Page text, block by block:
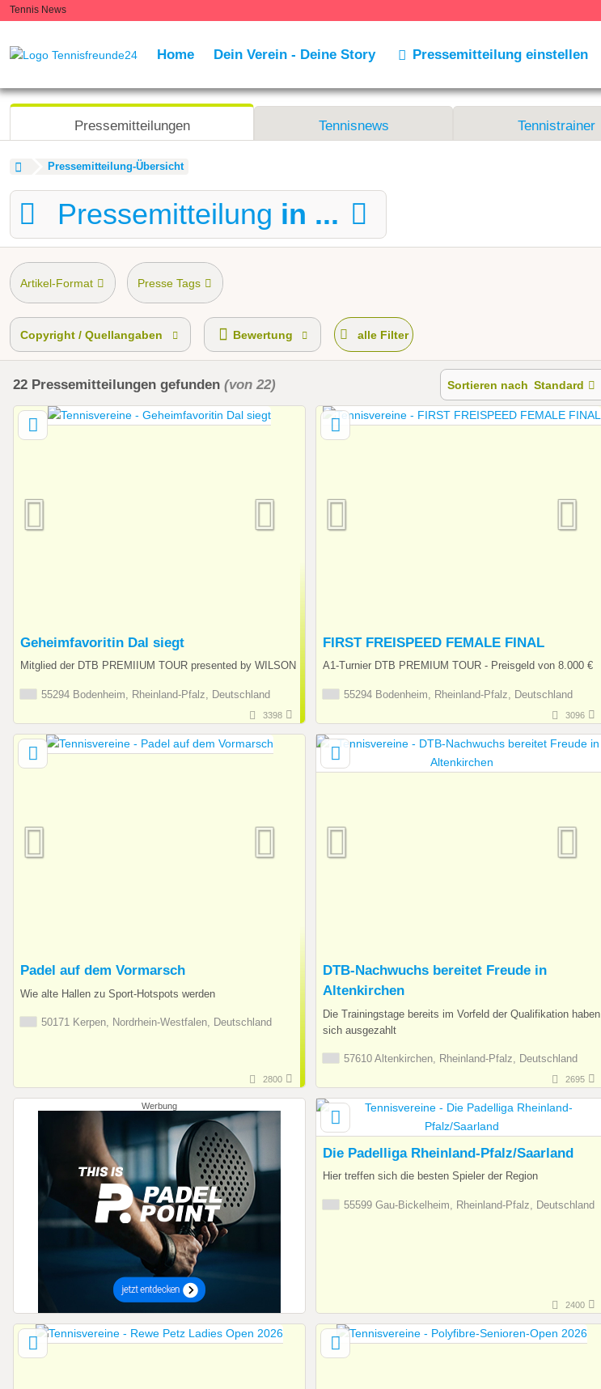
Tennis News
Home Dein Verein - Deine Story Pressemitteilung einstellen
Pressemitteilungen Tennisnews Tennistrainer
Pressemitteilung-Übersicht
Pressemitteilung in ...
Artikel-Format Presse Tags
Copyright / Quellangaben Bewertung alle Filter
22 Pressemitteilungen gefunden (von 22) Sortieren nach Standard
Geheimfavoritin Dal siegt
Mitglied der DTB PREMIIUM TOUR presented by WILSON
55294 Bodenheim, Rheinland-Pfalz, Deutschland
3398
FIRST FREISPEED FEMALE FINAL
A1-Turnier DTB PREMIUM TOUR - Preisgeld von 8.000 €
55294 Bodenheim, Rheinland-Pfalz, Deutschland
3096
Padel auf dem Vormarsch
Wie alte Hallen zu Sport-Hotspots werden
50171 Kerpen, Nordrhein-Westfalen, Deutschland
2800
DTB-Nachwuchs bereitet Freude in
Altenkirchen
Die Trainingstage bereits im Vorfeld der Qualifikation haben
sich ausgezahlt
57610 Altenkirchen, Rheinland-Pfalz, Deutschland
2695
Werbung
Die Padelliga Rheinland-Pfalz/Saarland
Hier treffen sich die besten Spieler der Region
55599 Gau-Bickelheim, Rheinland-Pfalz, Deutschland
2400